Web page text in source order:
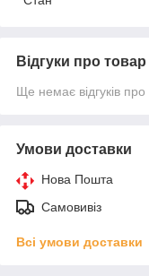
Відгуки про товар
Ще немає відгуків
Умови доставки
Нова Пошта
Самовивіз
Всі умови доставки